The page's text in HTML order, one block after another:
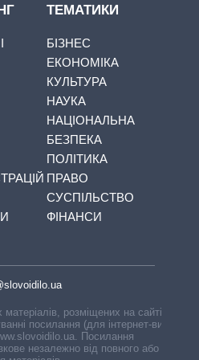
ТЕМАТИКИ
БІЗНЕС
ЕКОНОМІКА
КУЛЬТУРА
НАУКА
НАЦІОНАЛЬНА
БЕЗПЕКА
ПОЛІТИКА
ПРАВО
СУСПІЛЬСТВО
ФІНАНСИ
розміщених на сайті,
посилання (для інтернет-видань
Посилання
незалежно від повного або